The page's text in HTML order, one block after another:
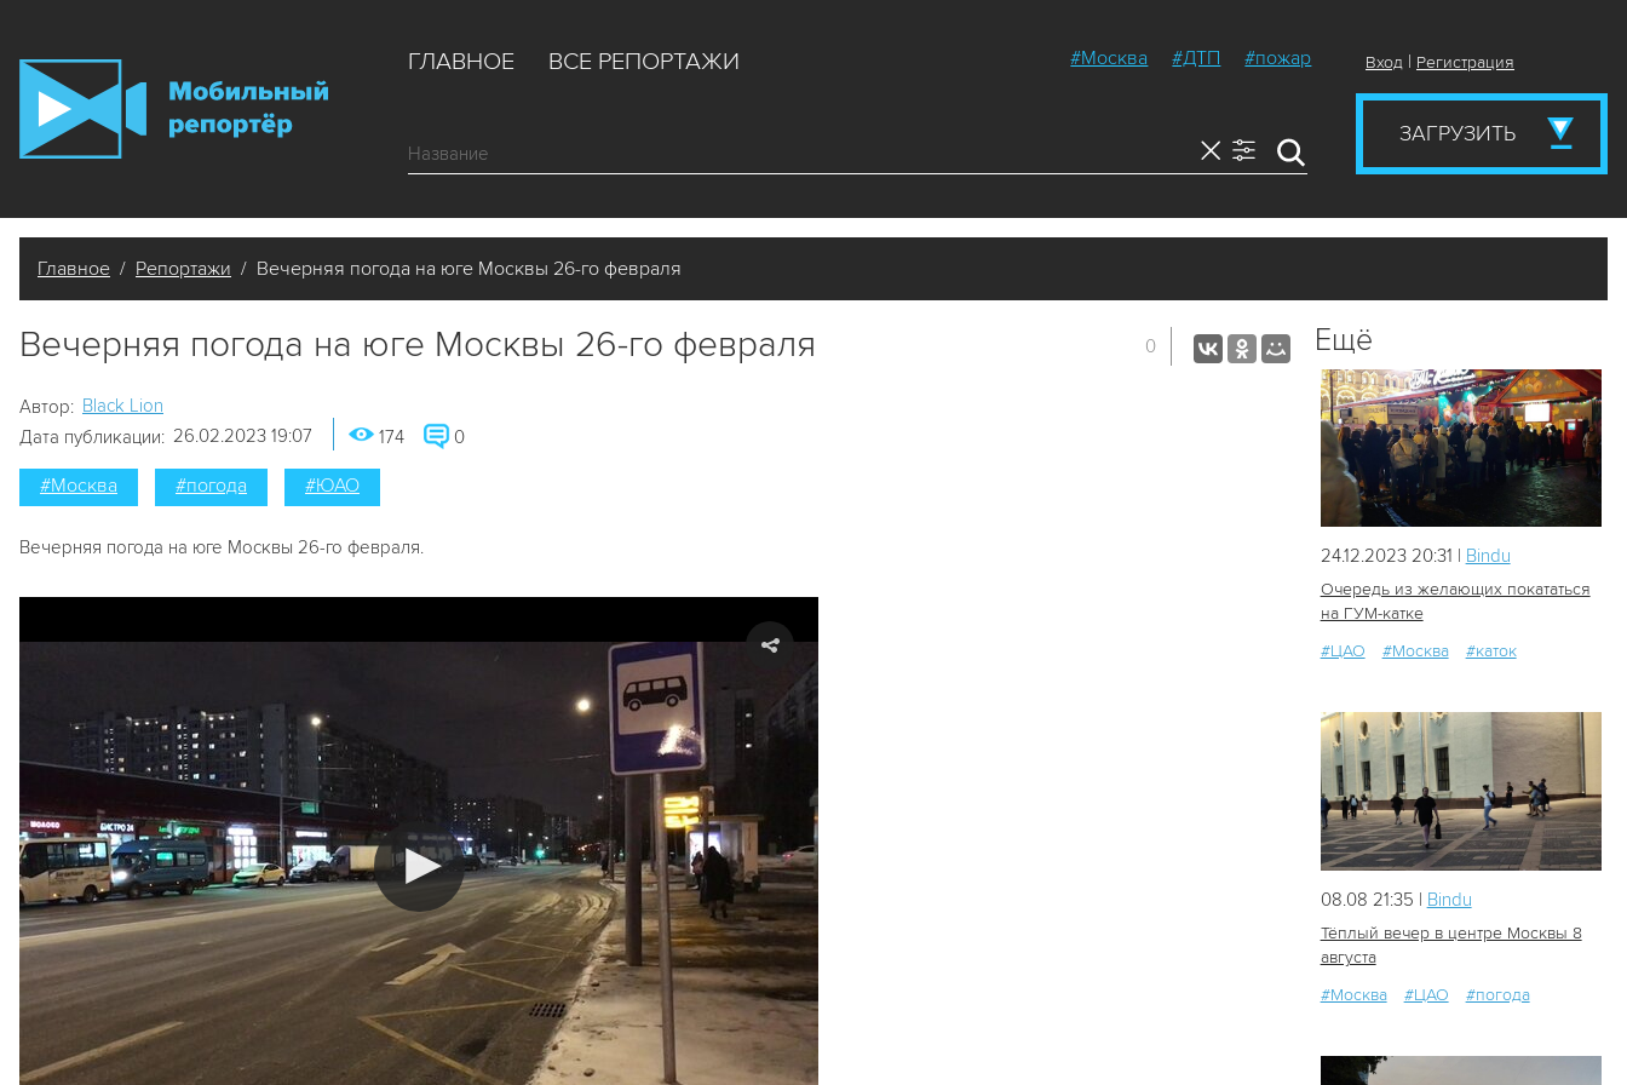
ГЛАВНОЕ ВСЕ РЕПОРТАЖИ #Москва #ДТП #пожар Вход | Регистрация
ЗАГРУЗИТЬ
Главное / Репортажи / Вечерняя погода на юге Москвы 26-го февраля
Вечерняя погода на юге Москвы 26-го февраля 0
Автор: Black Lion
Дата публикации: 26.02.2023 19:07 174 0
#Москва #погода #ЮАО
Вечерняя погода на юге Москвы 26-го февраля.
Ещё
608
24.12.2023 20:31 | Bindu
Очередь из желающих покататься
на ГУМ-катке
#ЦАО
#Москва #каток
30
08.08 21:35 | Bindu
Тёплый вечер в центре Москвы 8
августа
#Москва
#ЦАО #погода